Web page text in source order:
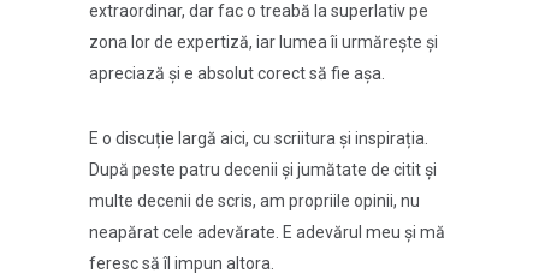
extraordinar, dar fac o treabă la superlativ pe
zona lor de expertiză, iar lumea îi urmărește și
apreciază și e absolut corect să fie așa.
E o discuție largă aici, cu scriitura și inspirația.
După peste patru decenii și jumătate de citit și
multe decenii de scris, am propriile opinii, nu
neapărat cele adevărate. E adevărul meu și mă
feresc să îl impun altora.